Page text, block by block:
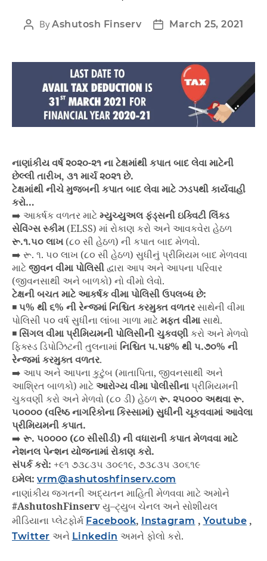
ByAshutosh Finserv March 25, 2021
નાણાંકીય વર્ષ ૨૦૨૦-૨૧ ના ટેક્ષમાંથી કપાત બાદ લેવા માટેની
છેલ્લી તારીખ, ૩૧ માર્ચ ૨૦૨૧ છે.
ટેક્ષમાંથી નીચે મુજબની કપાત બાદ લેવા માટે ઝડપથી કાર્યવાહી
કરો…
➡️ આકર્ષક વળતર માટે મ્યુચ્યુઅલ ફંડ્સની ઇક્વિટી લિંક્ડ
સેવિંગ્સ સ્કીમ(ELSS) માં રોકાણ કરો અને આવકવેરા હેઠળ
રૂ.૧.૫૦ લાખ(૮૦ સી હેઠળ) ની કપાત બાદ મેળવો.
➡️ રૂ. ૧. ૫૦ લાખ (૮૦ સી હેઠળ) સુધીનું પ્રીમિયમ બાદ મેળવવા
માટે જીવન વીમા પોલિસી દ્વારા આપ અને આપના પરિવાર
(જીવનસાથી અને બાળકો) નો વીમો લેવો.
ટેક્ષની બચત માટે આકર્ષક વીમા પોલિસી ઉપલબ્ધ છે:
◾ ૫% થી ૬% ની રેન્જમાં નિશ્ચિત કરમુક્ત વળતરસાથેની વીમા
પોલિસી ૫૦ વર્ષ સુધીના લાંબા ગાળા માટે મફત વીમા સાથે.
◾ સિંગલ વીમા પ્રીમિયમની પોલિસીની ચુકવણી કરો અને મેળવો
ફિક્સ્ડ ડિપોઝિટની તુલનામાં નિશ્ચિત ૫.૫૪% થી ૫.૭૦% ની
રેન્જમાં કરમુક્ત વળતર.
➡️ આપ અને આપના કુટુંબ (માતાપિતા, જીવનસાથી અને
આશ્રિત બાળકો) માટે આરોગ્ય વીમા પોલીસીના પ્રીમિયમની
ચુકવણી કરો અને મેળવો (૮૦ ડી) હેઠળ રૂ. ૨૫૦૦૦ અથવા રૂ.
૫૦૦૦૦ (વરિષ્ઠ નાગરિકોના કિસ્સામાં) સુધીની ચૂકવવામાં આવેલા
પ્રીમિયમની કપાત.
➡️ રૂ. ૫૦૦૦૦ (૮૦ સીસીડી) ની વધારાની કપાત મેળવવા માટે
નેશનલ પેન્શન યોજનામાં રોકાણ કરો.
સંપર્ક કરો: +૯૧ ૭૩૮૩૫ ૩૦૯૧૯, ૭૩૮૩૫ ૩૦૬૧૯
ઇમેલ: vrm@ashutoshfinserv.com
નાણાંકીય જગતની અદ્યતન માહિતી મેળવવા માટે અમોને
#AshutoshFinserv યુ–ટ્યુબ ચેનલ અને સોશીયલ
મીડિયાના પ્લેટફોર્મ Facebook, Instagram , Youtube ,
Twitter અને Linkedin અમને ફોલો કરો.